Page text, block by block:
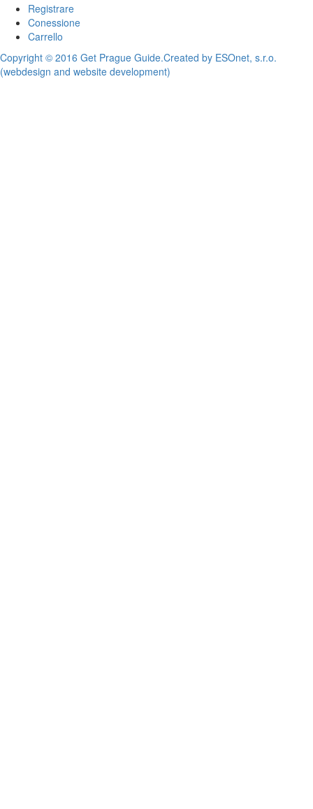
Registrare
Conessione
Carrello
Copyright © 2016 Get Prague Guide.Created by ESOnet, s.r.o.
(webdesign and website development)